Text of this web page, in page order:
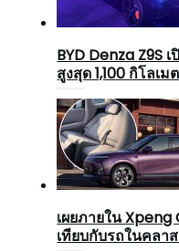
BYD Denza Z9S
สูงสุด 1,100 กิโลเ
เผยภายใน Xpeng
เทียบกับรถในคลา